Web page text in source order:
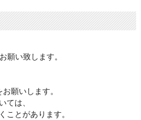
願い致します。
願いします。
ては、
ことがあります。